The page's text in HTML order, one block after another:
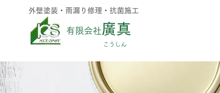
有限会社廣真
外壁塗装・雨漏り修理・抗菌施工
​こうしん